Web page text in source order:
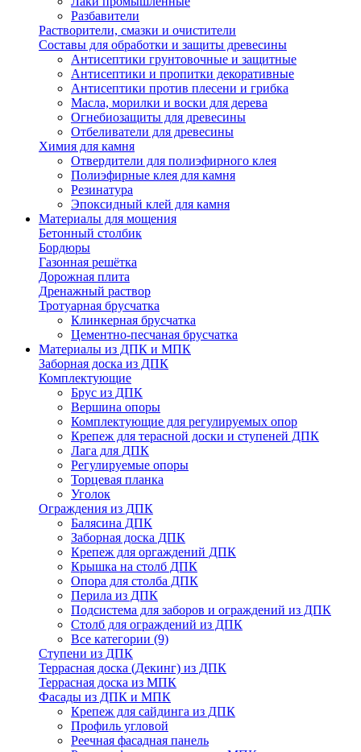
Разбавители
Растворители, смазки и очистители
Составы для обработки и защиты древесины
Антисептики грунтовочные и защитные
Антисептики и пропитки декоративные
Антисептики против плесени и грибка
Масла, морилки и воски для дерева
Огнебиозащиты для древесины
Отбеливатели для древесины
Химия для камня
Отвердители для полиэфирного клея
Полиэфирные клея для камня
Резинатура
Эпоксидный клей для камня
Материалы для мощения
Бетонный столбик
Бордюры
Газонная решётка
Дорожная плита
Дренажный раствор
Тротуарная брусчатка
Клинкерная брусчатка
Цементно-песчаная брусчатка
Материалы из ДПК и МПК
Заборная доска из ДПК
Комплектующие
Брус из ДПК
Вершина опоры
Комплектующие для регулируемых опор
Крепеж для терасной доски и ступеней ДПК
Лага для ДПК
Регулируемые опоры
Торцевая планка
Уголок
Ограждения из ДПК
Балясина ДПК
Заборная доска ДПК
Крепеж для оргаждений ДПК
Крышка на столб ДПК
Опора для столба ДПК
Перила из ДПК
Подсистема для заборов и ограждений из ДПК
Столб для ограждений из ДПК
Все категории (9)
Ступени из ДПК
Террасная доска (Декинг) из ДПК
Террасная доска из МПК
Фасады из ДПК и МПК
Крепеж для сайдинга из ДПК
Профиль угловой
Реечная фасадная панель